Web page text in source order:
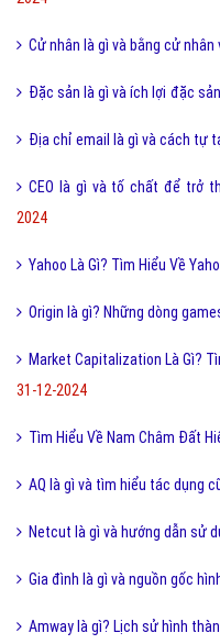
Cử nhân là gì và bằng cử
Đặc sản là gì và ích lợi đặc
Địa chỉ email là gì và cách tự
CEO là gì và tố chất để trở
2024
Yahoo Là Gì? Tìm Hiểu Về
Origin là gì? Những dòng
Market Capitalization Là Gì?
31-12-2024
Tìm Hiểu Về Nam Châm Đất
AQ là gì và tìm hiểu tác dụng
Netcut là gì và hướng dẫn sử
Gia đình là gì và nguồn gốc
Amway là gì? Lịch sử hình